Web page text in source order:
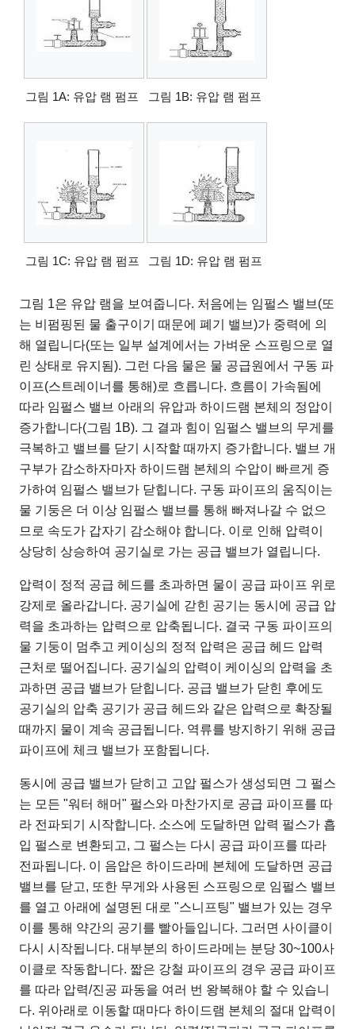
그림 1A: 유압 램 펌프 그림 1B: 유압 램 펌프
그림 1C: 유압 램 펌프 그림 1D: 유압 램 펌프
그림 1은 유압 램을 보여줍니다. 처음에는 임펄스 밸브(또
는 비펌핑된 물 출구이기 때문에 폐기 밸브)가 중력에 의
해 열립니다(또는 일부 설계에서는 가벼운 스프링으로 열
린 상태로 유지됨). 그런 다음 물은 물 공급원에서 구동 파
이프(스트레이너를 통해)로 흐릅니다. 흐름이 ​​가속됨에
따라 임펄스 밸브 아래의 유압과 하이드램 본체의 정압이
증가합니다(그림 1B). 그 결과 힘이 임펄스 밸브의 무게를
극복하고 밸브를 닫기 시작할 때까지 증가합니다. 밸브 개
구부가 감소하자마자 하이드램 본체의 수압이 빠르게 증
가하여 임펄스 밸브가 닫힙니다. 구동 파이프의 움직이는
물 기둥은 더 이상 임펄스 밸브를 통해 빠져나갈 수 없으
므로 속도가 갑자기 감소해야 합니다. 이로 인해 압력이
상당히 상승하여 공기실로 가는 공급 밸브가 열립니다.
압력이 정적 공급 헤드를 초과하면 물이 공급 파이프 위로
강제로 올라갑니다. 공기실에 갇힌 공기는 동시에 공급 압
력을 초과하는 압력으로 압축됩니다. 결국 구동 파이프의
물 기둥이 멈추고 케이싱의 정적 압력은 공급 헤드 압력
근처로 떨어집니다. 공기실의 압력이 케이싱의 압력을 초
과하면 공급 밸브가 닫힙니다. 공급 밸브가 닫힌 후에도
공기실의 압축 공기가 공급 헤드와 같은 압력으로 확장될
때까지 물이 계속 공급됩니다. 역류를 방지하기 위해 공급
파이프에 체크 밸브가 포함됩니다.
동시에 공급 밸브가 닫히고 고압 펄스가 생성되면 그 펄스
는 모든 "워터 해머" 펄스와 마찬가지로 공급 파이프를 따
라 전파되기 시작합니다. 소스에 도달하면 압력 펄스가 흡
입 펄스로 변환되고, 그 펄스는 다시 공급 파이프를 따라
전파됩니다. 이 음압은 하이드라메 본체에 도달하면 공급
밸브를 닫고, 또한 무게와 사용된 스프링으로 임펄스 밸브
를 열고 아래에 설명된 대로 "스니프팅" 밸브가 있는 경우
이를 통해 약간의 공기를 빨아들입니다. 그러면 사이클이
다시 시작됩니다. 대부분의 하이드라메는 분당 30~100사
이클로 작동합니다. 짧은 강철 파이프의 경우 공급 파이프
를 따라 압력/진공 파동을 여러 번 왕복해야 할 수 있습니
다. 위아래로 이동할 때마다 하이드램 본체의 절대 압력이